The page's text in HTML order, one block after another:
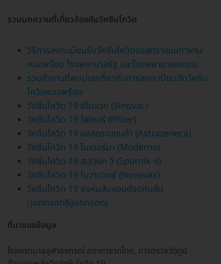
รวมบทความที่เกี่ยวข้องกับวัคซีนโควิด
วิธีการลงทะเบียนรับวัคซีนโควิดแอสตราเซเนกาผ่าน
หมอพร้อม โรงพยาบาลรัฐ และโรงพยาบาลเอกชน
รวมคำถามที่พบบ่อยเกี่ยวกับการลงทะเบียนฉีดวัคซีน
โควิดหมอพร้อม
วัคซีนโควิด 19 ซิโนแวค (Sinovac)
วัคซีนโควิด 19 ไฟเซอร์ (Pfizer)
วัคซีนโควิด 19 แอสตราเซเนก้า (Astrazeneca)
วัคซีนโควิด 19 โมเดอร์นา (Moderna)
วัคซีนโควิด 19 สปุตนิก วี (Sputnik-v)
วัคซีนโควิด 19 โนวาแวกซ์ (Novavax)
วัคซีนโควิด 19 จอห์นสันแอนด์จอห์นสัน
(Johnson&Johnson)
ที่มาของข้อมูล
โรงพยาบาลจุฬาลงกรณ์ สภากาชาดไทย, การตรวจวัดภูมิ